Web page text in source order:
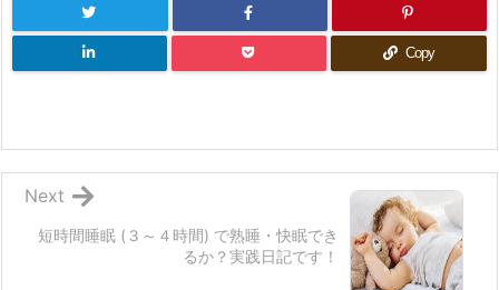
Copy
短時間睡眠 (３～４時間) で熟睡・快眠でき
るか？実践日記です！
Next